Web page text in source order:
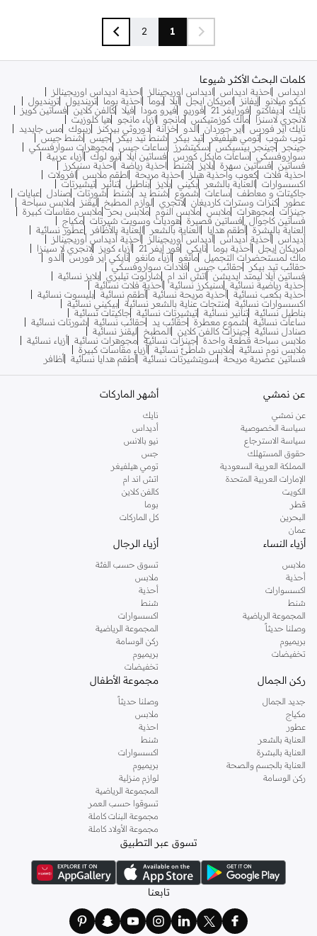
1
2
كلمات البحث الأكثر شيوعا
اديداس احذية اديداس اديداس اوريجينالز
احذية اديداس اوريجينالز
كيكو ميلانو
إيفانز امريكان ايجل ايلا بوما احذية بوما ترينديول ترينديول
نايك ديفاكتو فورايفر 21 فوريو فيرو مودا فيلا كالفن كلاين فساتين كويز
لانجري لاسنزا
ماك كوزمتيكس مانجو ازياء مانجو
هيا كلوزيت
نايك اير فورس
اير جوردان الدو خزانة دوروثي بيركنز ريبوك مس جايديد
توب شوب تومي هيلفيغر تيد بيكر شنط تيد بيكر جيس
شنط جيس
جينجر
جينجر بيسيكس سكيتشرز ساعات جيس مجوهرات سوارفسكي
سواروفسكي
ساعات مايكل كورس فساتين ايلا نيو لوك أزياء عربية
فساتين
فساتين سهرة بلايز شنط احذية رياضة
احذية سنيكرز
احذية فلات كعوب واحذية هيلز احذية مريحة اطقم ملابس
افرولات
اكسسوارات
العناية بالشعر بكيني بلايز بناطيل تنانير
تيشيرتات
جاكيتات و معاطف
ساعات شموع شنط يد شنط شورتات صنادل
عبايات
عطور
كنزات وسترات كارديغان لانجري لوازم المطبخ ليقنز
ملابس سباحة
جينزات مجوهرات ملابس ملابس النوم ملابس بحر ملابس مقاسات كبيرة
فساتين كاجوال
فساتين قصيرة هوديات وسويت شيرتات مكياج
العناية بالبشرة أطقم هدايا العناية بالشعر العناية بالأظافر
عطور نسائية
أديداس أحذية أديداس أديداس أوريجينالز
أحذية أديداس أوريجينالز
أمريكان إيجل أحذية بوما نايكي فور إيفر 21 أزياء كويز
لانجري لا سينزا
ماك لمستحضرات التجميل مانغو أزياء مانغو نايكي اير فورس ألدو
حقائب تيد بيكر
حقائب جيس
قلادات سواروفسكي
فساتين ايلا ليمتد ايديشن
اتش اند ام شارلوت تيلبري بلايز نسائية
أحذية رياضية نسائية
سنيكرز نسائية أحذية فلات نسائية
أحذية بكعب نسائية أحذية مريحة نسائية أطقم نسائية بليسوت نسائية
اكسسوارات نسائية منتجات عناية بالشعر نسائية بيكيني نسائية
بناطيل نسائية تنانير نسائية تيشيرتات نسائية جاكيتات نسائية
ساعات نسائية
شموع معطرة حقائب يد حقائب نسائية
شورتات نسائية
صنادل نسائية جينزات كالفن كلاين المطبخ
ليقنز نسائية
ملابس سباحة قطعة واحدة جينزات نسائية مجوهرات نسائية أزياء نسائية
ملابس نوم نسائية ملابس شاطئ نسائية أزياء مقاسات كبيرة
فساتين عصرية مريحة
سويتشيرتات نسائية أطقم هدايا نسائية أظافر
عن نمشي
عن نمشي
سياسة الخصوصية
سياسة الاسترجاع
حقوق المستهلك
المملكة العربية السعودية
الإمارات العربية المتحدة
الكويت
قطر
البحرين
عمان
أشهر الماركات
نايك
أديداس
نيو بالانس
جس
تومي هيلفيغر
اتش اند ام
كالفن كلاين
بوما
كل الماركات
أزياء النساء
ملابس
أحذية
اكسسوارات
شنط
المجموعة الرياضية
وصلنا حديثاً
بريميوم
تخفيضات
أزياء الرجال
تسوق حسب الفئة
ملابس
أحذية
شنط
اكسسوارات
المجموعة الرياضية
ركن الوسامة
بريميوم
تخفيضات
ركن الجمال
جديد الجمال
مكياج
عطور
العناية بالشعر
العناية بالبشرة
العناية بالجسم والصحة
ركن الوسامة
مجموعة الأطفال
وصلنا حديثاً
ملابس
احذية
شنط
اكسسوارات
بريميوم
لوازم منزلية
المجموعة الرياضية
تسوقوا حسب العمر
مجموعة البنات كاملة
مجموعة الأولاد كاملة
تسوق عبر التطبيق
تابعنا